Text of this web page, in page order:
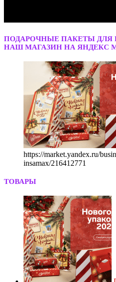
ПОДАРОЧНЫЕ ПАКЕТЫ ДЛЯ
НАШ МАГАЗИН НА ЯНДЕКС
https://market.yandex.ru/
insamax/216412771
ТОВАРЫ